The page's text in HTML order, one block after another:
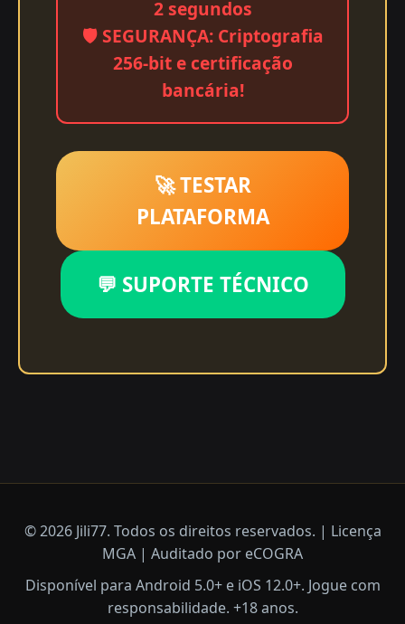
2 segundos
🛡️ SEGURANÇA: Criptografia
256-bit e certificação
bancária!
🚀 TESTAR
PLATAFORMA
💬 SUPORTE TÉCNICO
© 2026 Jili77. Todos os direitos reservados. | Licença
MGA | Auditado por eCOGRA
Disponível para Android 5.0+ e iOS 12.0+. Jogue com
responsabilidade. +18 anos.